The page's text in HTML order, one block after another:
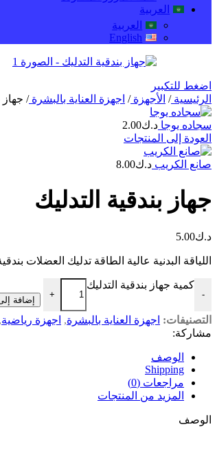
العربية
العربية
English
اضغط للتكبير
الرئيسية/ الأجهزة/ اجهزة العناية بالبشرة/ جهاز
سجاده يوجا د.ك2.00
العودة إلى المنتجات
صانع الكريب د.ك8.00
جهاز بندقية التدليك
د.ك5.00
اللياقة البدنية عالية الطاقة تدليك العضلات
-
كمية جهاز بندقية التدليك
+ إضافة
التصنيفات: اجهزة العناية بالبشرة, اجهزة رياضية,
مشاركة:
الوصف
Shipping
مراجعات (0)
المزيد من المنتجات
الوصف